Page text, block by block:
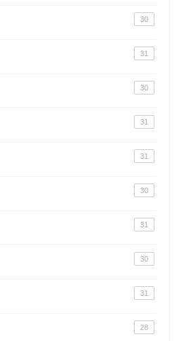
30
31
30
31
31
30
31
30
31
28